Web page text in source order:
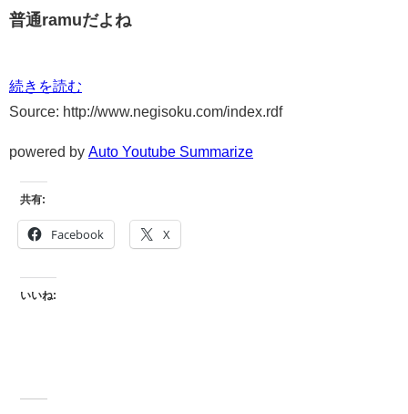
普通ramuだよね
続きを読む
Source: http://www.negisoku.com/index.rdf
powered by Auto Youtube Summarize
共有:
Facebook X
いいね: